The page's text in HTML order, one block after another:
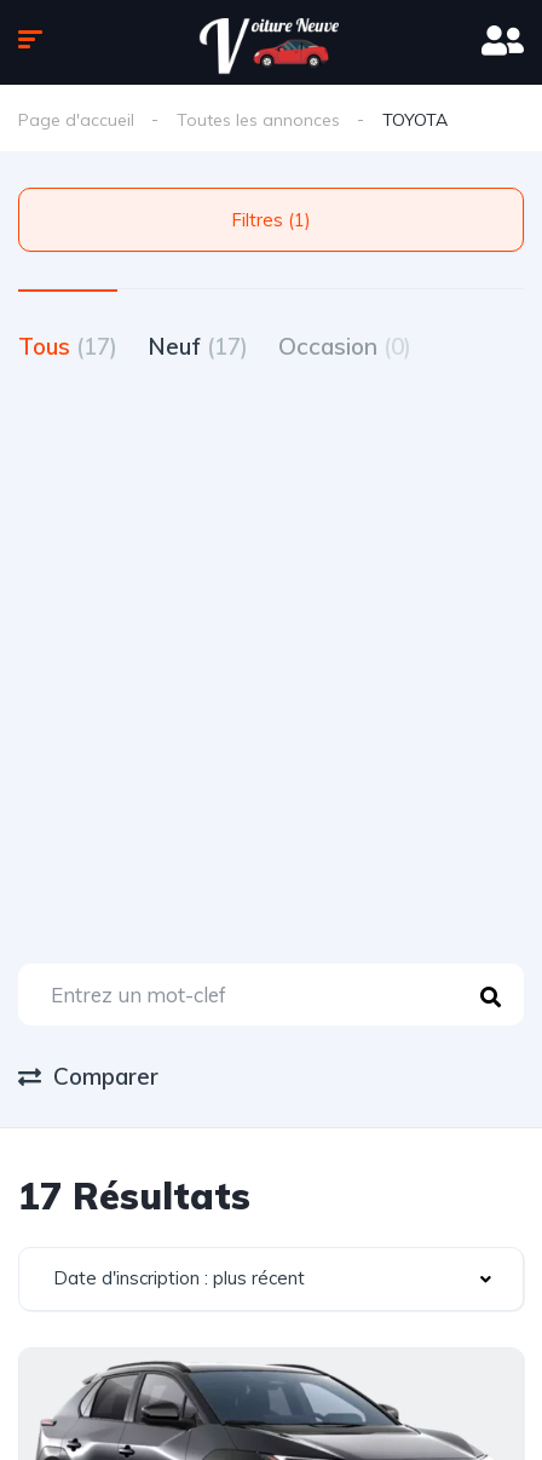
Page d'accueil Toutes les annonces TOYOTA
Filtres (1)
Tous (17) Neuf (17) Occasion (0)
Comparer
17 Résultats
Date d'inscription : plus récent